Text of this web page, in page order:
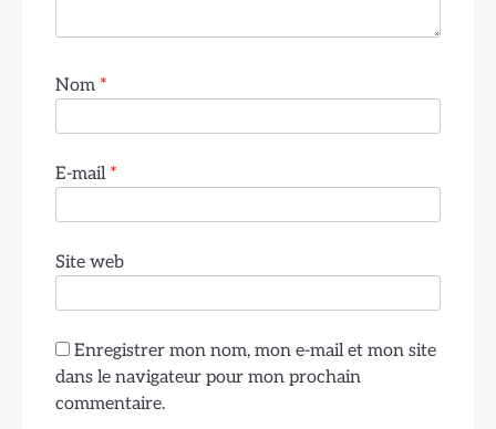
Nom *
E-mail *
Site web
Enregistrer mon nom, mon e-mail et mon site
dans le navigateur pour mon prochain
commentaire.